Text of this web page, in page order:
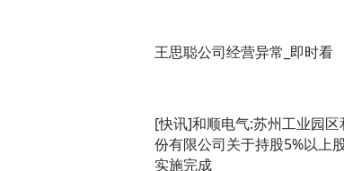
王思聪公司经营异常_即时看
[快讯]和顺电气:苏州工业园区
份有限公司关于持股5%以上
实施完成